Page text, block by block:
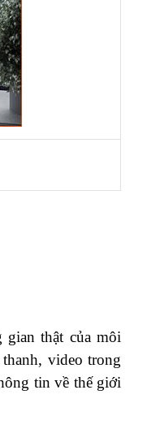
gian thật của môi
video trong
tin về thế giới